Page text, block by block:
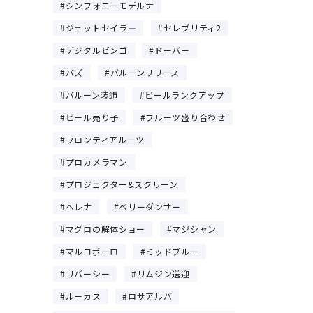
シンフォニーモデルナ
ジェットセイラ―
セレブリティ2
デジタルビンゴ
ドーバー
バズ
バルーンリリース
バルーン装飾
ビールランクアップ
ビール売り子
フルーツ盛り合わせ
フロンティアルーツ
プロカメラマン
プロジェクター&スクリーン
ヘレナ
ベリーダンサー
マグロの解体ショー
マジシャン
マルコポーロ
ミッドブルー
リバーシー
リムジン送迎
ルーカス
ロサアルバ